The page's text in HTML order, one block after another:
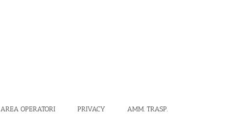
AREA OPERATORI PRIVACY AMM. TRASP.